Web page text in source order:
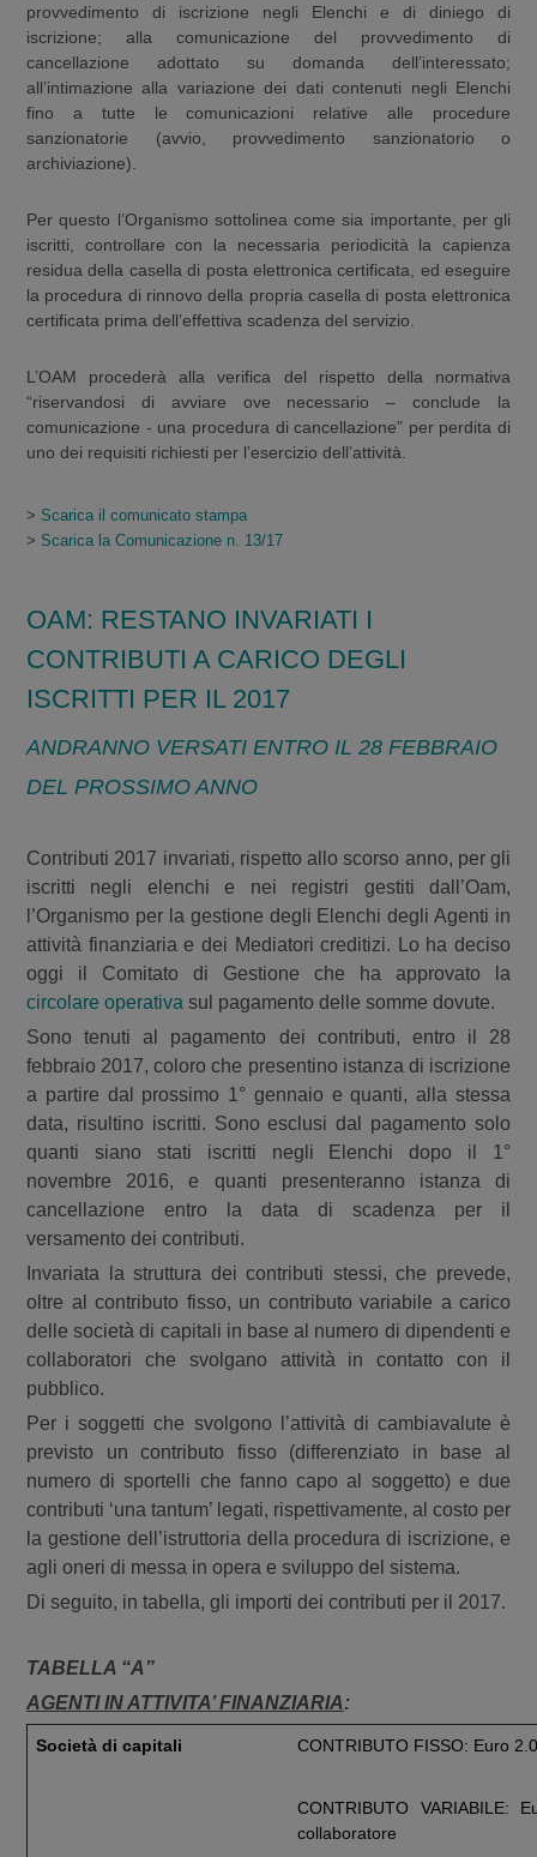
provvedimento di iscrizione negli Elenchi e di diniego di
iscrizione; alla comunicazione del provvedimento di
cancellazione adottato su domanda dell’interessato;
all’intimazione alla variazione dei dati contenuti negli Elenchi
fino a tutte le comunicazioni relative alle procedure
sanzionatorie (avvio, provvedimento sanzionatorio o
archiviazione).
Per questo l’Organismo sottolinea come sia importante, per gli
iscritti, controllare con la necessaria periodicità la capienza
residua della casella di posta elettronica certificata, ed eseguire
la procedura di rinnovo della propria casella di posta elettronica
certificata prima dell’effettiva scadenza del servizio.
L’OAM procederà alla verifica del rispetto della normativa
“riservandosi di avviare ove necessario – conclude la
comunicazione - una procedura di cancellazione” per perdita di
uno dei requisiti richiesti per l’esercizio dell’attività.
> Scarica il comunicato stampa
> Scarica la Comunicazione n. 13/17
OAM: RESTANO INVARIATI I
CONTRIBUTI A CARICO DEGLI
ISCRITTI PER IL 2017
ANDRANNO VERSATI ENTRO IL 28 FEBBRAIO
DEL PROSSIMO ANNO
Contributi 2017 invariati, rispetto allo scorso anno, per gli
iscritti negli elenchi e nei registri gestiti dall’Oam,
l’Organismo per la gestione degli Elenchi degli Agenti in
attività finanziaria e dei Mediatori creditizi. Lo ha deciso
oggi il Comitato di Gestione che ha approvato la
circolare operativa sul pagamento delle somme dovute.
Sono tenuti al pagamento dei contributi, entro il 28
febbraio 2017, coloro che presentino istanza di iscrizione
a partire dal prossimo 1° gennaio e quanti, alla stessa
data, risultino iscritti. Sono esclusi dal pagamento solo
quanti siano stati iscritti negli Elenchi dopo il 1°
novembre 2016, e quanti presenteranno istanza di
cancellazione entro la data di scadenza per il
versamento dei contributi.
Invariata la struttura dei contributi stessi, che prevede,
oltre al contributo fisso, un contributo variabile a carico
delle società di capitali in base al numero di dipendenti e
collaboratori che svolgano attività in contatto con il
pubblico.
Per i soggetti che svolgono l’attività di cambiavalute è
previsto un contributo fisso (differenziato in base al
numero di sportelli che fanno capo al soggetto) e due
contributi ‘una tantum’ legati, rispettivamente, al costo per
la gestione dell’istruttoria della procedura di iscrizione, e
agli oneri di messa in opera e sviluppo del sistema.
Di seguito, in tabella, gli importi dei contributi per il 2017.
TABELLA “A”
AGENTI IN ATTIVITA’ FINANZIARIA:
Società di capitali CONTRIBUTO FISSO: Euro
CONTRIBUTO VARIABILE:
collaboratore